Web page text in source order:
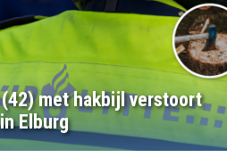
(42) met hakbijl verstoort
Elburg